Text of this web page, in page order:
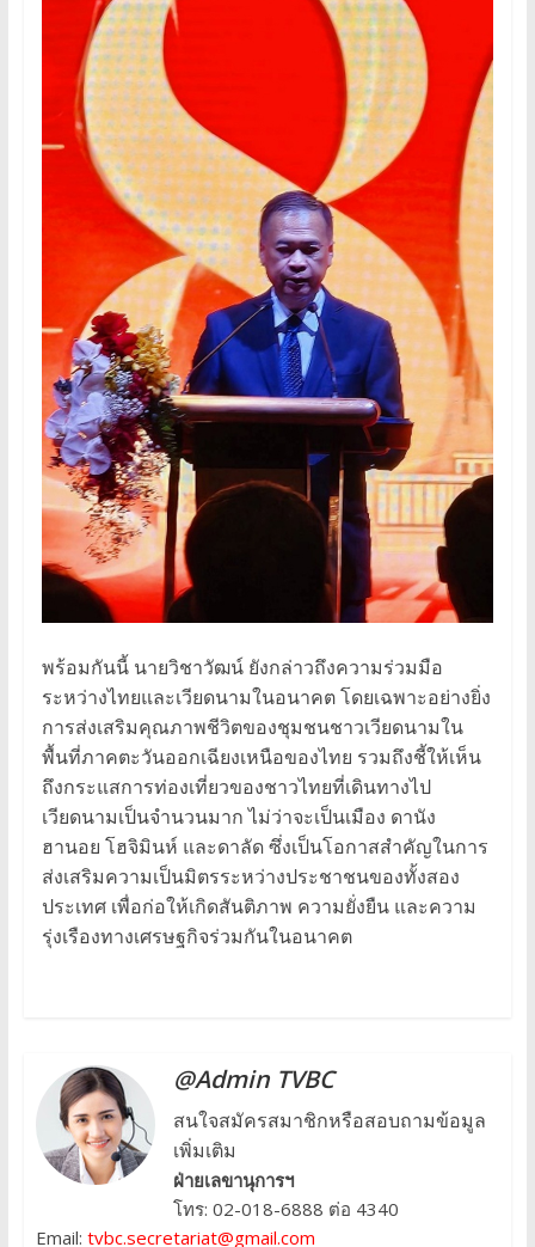
พร้อมกันนี้ นายวิชาวัฒน์ ยังกล่าวถึงความร่วมมือ
ระหว่างไทยและเวียดนามในอนาคต โดยเฉพาะอย่างยิ่ง
การส่งเสริมคุณภาพชีวิตของชุมชนชาวเวียดนามใน
พื้นที่ภาคตะวันออกเฉียงเหนือของไทย รวมถึงชี้ให้เห็น
ถึงกระแสการท่องเที่ยวของชาวไทยที่เดินทางไป
เวียดนามเป็นจำนวนมาก ไม่ว่าจะเป็นเมือง ดานัง
ฮานอย โฮจิมินห์ และดาลัด ซึ่งเป็นโอกาสสำคัญในการ
ส่งเสริมความเป็นมิตรระหว่างประชาชนของทั้งสอง
ประเทศ เพื่อก่อให้เกิดสันติภาพ ความยั่งยืน และความ
รุ่งเรืองทางเศรษฐกิจร่วมกันในอนาคต
@Admin TVBC
สนใจสมัครสมาชิกหรือสอบถามข้อมูล
เพิ่มเติม
ฝ่ายเลขานุการฯ
โทร: 02-018-6888 ต่อ 4340
Email: tvbc.secretariat@gmail.com